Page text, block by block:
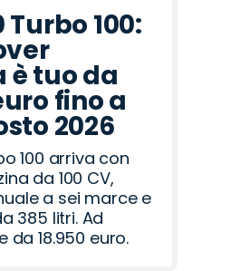
Turbo 100:
è tuo da
fino a
2026
100 arriva con
da 100 CV,
a sei marce e
385 litri. Ad
18.950 euro.